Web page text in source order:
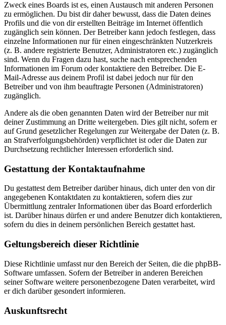
Zweck eines Boards ist es, einen Austausch mit anderen Personen
zu ermöglichen. Du bist dir daher bewusst, dass die Daten deines
Profils und die von dir erstellten Beiträge im Internet öffentlich
zugänglich sein können. Der Betreiber kann jedoch festlegen, dass
einzelne Informationen nur für einen eingeschränkten Nutzerkreis
(z. B. andere registrierte Benutzer, Administratoren etc.) zugänglich
sind. Wenn du Fragen dazu hast, suche nach entsprechenden
Informationen im Forum oder kontaktiere den Betreiber. Die E-
Mail-Adresse aus deinem Profil ist dabei jedoch nur für den
Betreiber und von ihm beauftragte Personen (Administratoren)
zugänglich.
Andere als die oben genannten Daten wird der Betreiber nur mit
deiner Zustimmung an Dritte weitergeben. Dies gilt nicht, sofern er
auf Grund gesetzlicher Regelungen zur Weitergabe der Daten (z. B.
an Strafverfolgungsbehörden) verpflichtet ist oder die Daten zur
Durchsetzung rechtlicher Interessen erforderlich sind.
Gestattung der Kontaktaufnahme
Du gestattest dem Betreiber darüber hinaus, dich unter den von dir
angegebenen Kontaktdaten zu kontaktieren, sofern dies zur
Übermittlung zentraler Informationen über das Board erforderlich
ist. Darüber hinaus dürfen er und andere Benutzer dich kontaktieren,
sofern du dies in deinem persönlichen Bereich gestattet hast.
Geltungsbereich dieser Richtlinie
Diese Richtlinie umfasst nur den Bereich der Seiten, die die phpBB-
Software umfassen. Sofern der Betreiber in anderen Bereichen
seiner Software weitere personenbezogene Daten verarbeitet, wird
er dich darüber gesondert informieren.
Auskunftsrecht